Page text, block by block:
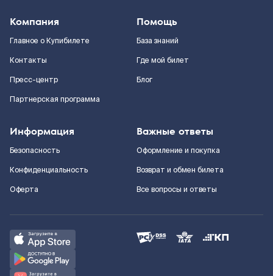
Компания
Главное о Купибилете
Контакты
Пресс-центр
Партнерская программа
Помощь
База знаний
Где мой билет
Блог
Информация
Безопасность
Конфиденциальность
Оферта
Важные ответы
Оформление и покупка
Возврат и обмен билета
Все вопросы и ответы